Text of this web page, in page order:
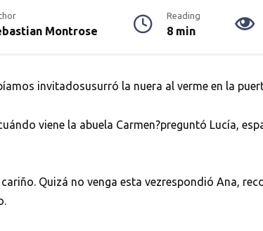
Montrose
Reading
8 min
invitadosusurró la nuera al verme en la
viene la abuela Carmen?preguntó Lucía,
Quizá no venga esta vezrespondió Ana,